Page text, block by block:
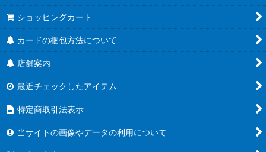
ショッピングカート
カードの梱包方法について
店舗案内
最近チェックしたアイテム
特定商取引法表示
当サイトの画像やデータの利用について